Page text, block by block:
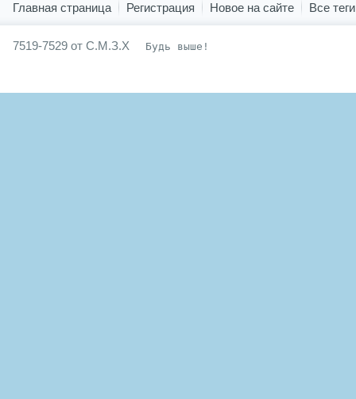
Главная страница Регистрация Новое на сайте Все теги
7519-7529 от С.М.З.Х Будь выше!